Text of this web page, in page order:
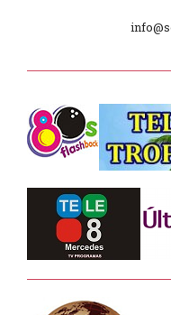
2025
Dpto.
Tele 8
Tele 8